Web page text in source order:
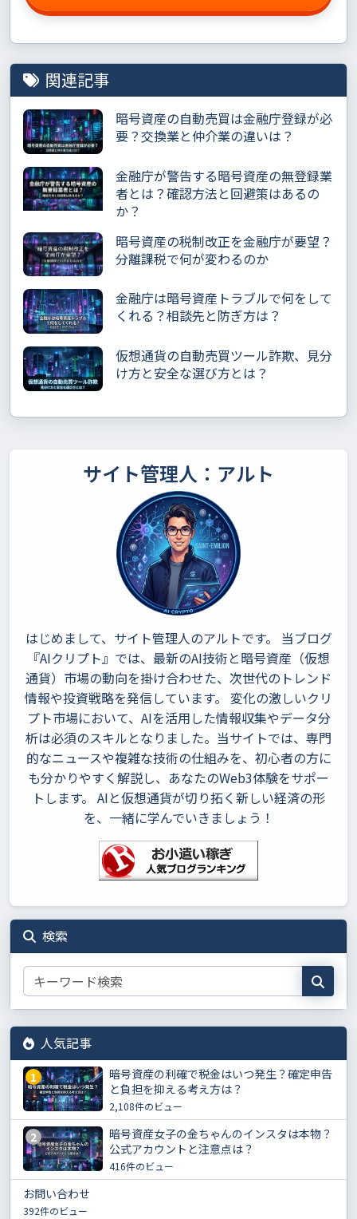
関連記事
暗号資産の自動売買は金融庁登録が必
要？交換業と仲介業の違いは？
金融庁が警告する暗号資産の無登録業
者とは？確認方法と回避策はあるの
か？
暗号資産の税制改正を金融庁が要望？
分離課税で何が変わるのか
金融庁は暗号資産トラブルで何をして
くれる？相談先と防ぎ方は？
仮想通貨の自動売買ツール詐欺、見分
け方と安全な選び方とは？
サイト管理人：アルト
はじめまして、サイト管理人のアルトです。 当ブログ
『AIクリプト』では、最新のAI技術と暗号資産（仮想
通貨）市場の動向を掛け合わせた、次世代のトレンド
情報や投資戦略を発信しています。 変化の激しいクリ
プト市場において、AIを活用した情報収集やデータ分
析は必須のスキルとなりました。当サイトでは、専門
的なニュースや複雑な技術の仕組みを、初心者の方に
も分かりやすく解説し、あなたのWeb3体験をサポー
トします。 AIと仮想通貨が切り拓く新しい経済の形
を、一緒に学んでいきましょう！
検索
人気記事
1
暗号資産の利確で税金はいつ発生？確定申告
と負担を抑える考え方は？
2,108件のビュー
2
暗号資産女子の金ちゃんのインスタは本物？
公式アカウントと注意点は？
416件のビュー
お問い合わせ
392件のビュー